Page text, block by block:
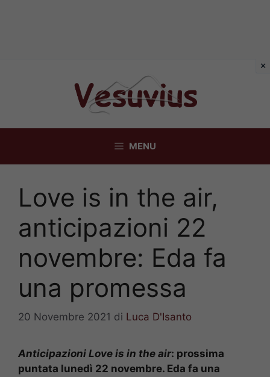
MENU
Love is in the air,
anticipazioni 22
novembre: Eda fa
una promessa
20 Novembre 2021 di Luca D'Isanto
Anticipazioni Love is in the air: prossima
puntata lunedì 22 novembre. Eda fa una